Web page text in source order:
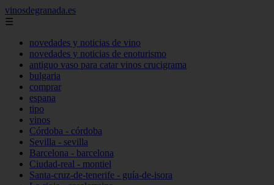
vinosdegranada.es
☰
novedades y noticias de vino
novedades y noticias de enoturismo
antiguo vaso para catar vinos crucigrama
bulgaria
comprar
espana
tipo
vinos
Córdoba - córdoba
Sevilla - sevilla
Barcelona - barcelona
Ciudad-real - montiel
Santa-cruz-de-tenerife - guía-de-isora